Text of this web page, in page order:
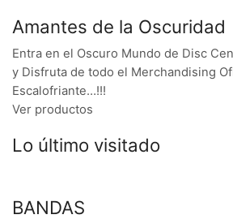
Amantes de la Oscuridad
Entra en el Oscuro Mundo de Disc
y Disfruta de todo el Merchandising
Escalofriante…!!!
Ver productos
Lo último visitado
BANDAS